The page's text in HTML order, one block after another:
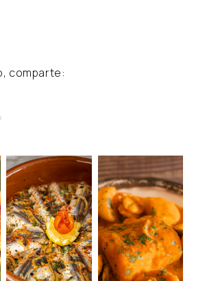
comparte: